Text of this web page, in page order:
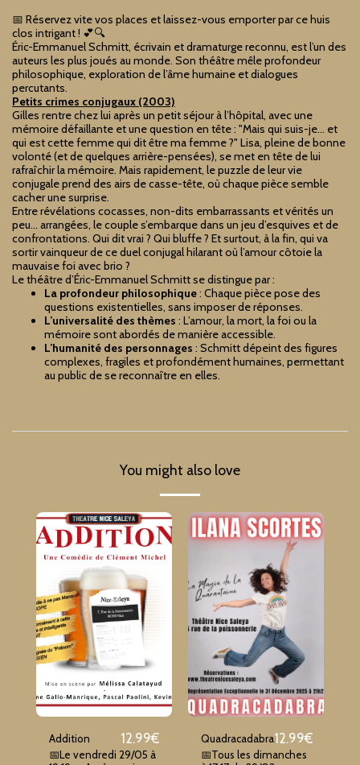
📅 Réservez vite vos places et laissez-vous emporter par ce huis
clos intrigant ! 💕🔍
Éric-Emmanuel Schmitt, écrivain et dramaturge reconnu, est l’un des
auteurs les plus joués au monde. Son théâtre mêle profondeur
philosophique, exploration de l’âme humaine et dialogues
percutants.
Petits crimes conjugaux (2003)
Gilles rentre chez lui après un petit séjour à l’hôpital, avec une
mémoire défaillante et une question en tête : "Mais qui suis-je… et
qui est cette femme qui dit être ma femme ?" Lisa, pleine de bonne
volonté (et de quelques arrière-pensées), se met en tête de lui
rafraîchir la mémoire. Mais rapidement, le puzzle de leur vie
conjugale prend des airs de casse-tête, où chaque pièce semble
cacher une surprise.
Entre révélations cocasses, non-dits embarrassants et vérités un
peu… arrangées, le couple s’embarque dans un jeu d’esquives et de
confrontations. Qui dit vrai ? Qui bluffe ? Et surtout, à la fin, qui va
sortir vainqueur de ce duel conjugal hilarant où l’amour côtoie la
mauvaise foi avec brio ?
Le théâtre d’Éric-Emmanuel Schmitt se distingue par :
La profondeur philosophique: Chaque pièce pose des
questions existentielles, sans imposer de réponses.
L’universalité des thèmes : L’amour, la mort, la foi ou la
mémoire sont abordés de manière accessible.
L’humanité des personnages : Schmitt dépeint des figures
complexes, fragiles et profondément humaines, permettant
au public de se reconnaître en elles.
You might also love
Addition 12.99€
📅Le vendredi 29/05 à
Quadracadabra12.99€
📅Tous les dimanches